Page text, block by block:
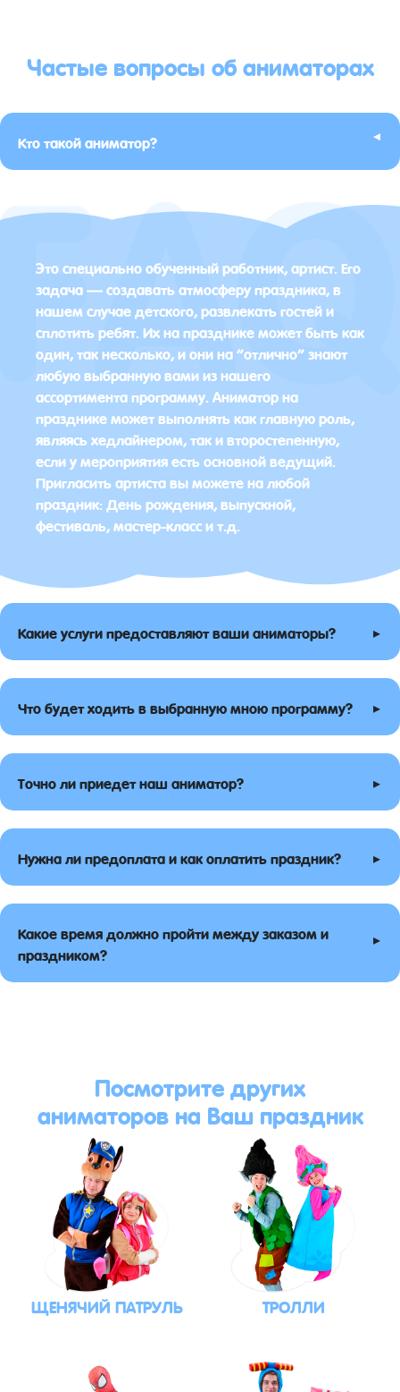
Частые вопросы об аниматорах
Кто такой аниматор? ▸
Это специально обученный работник, артист. Его
задача — создавать атмосферу праздника, в
нашем случае детского, развлекать гостей и
сплотить ребят. Их на празднике может быть как
один, так несколько, и они на “отлично” знают
любую выбранную вами из нашего
ассортимента программу. Аниматор на
празднике может выполнять как главную роль,
являясь хедлайнером, так и второстепенную,
если у мероприятия есть основной ведущий.
Пригласить артиста вы можете на любой
праздник: День рождения, выпускной,
фестиваль, мастер-класс и т.д.
Какие услуги предоставляют ваши аниматоры? ▸
Что будет ходить в выбранную мною программу? ▸
Точно ли приедет наш аниматор? ▸
Нужна ли предоплата и как оплатить праздник? ▸
Какое время должно пройти между заказом и
праздником?
▸
Посмотрите других
аниматоров на Ваш праздник
ЩЕНЯЧИЙ ПАТРУЛЬ ТРОЛЛИ